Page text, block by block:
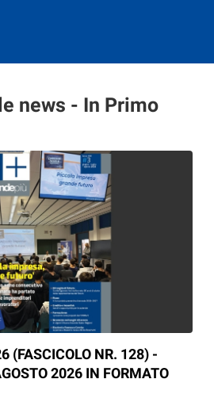
news - In Primo
(FASCICOLO NR. 128) -
2026 IN FORMATO